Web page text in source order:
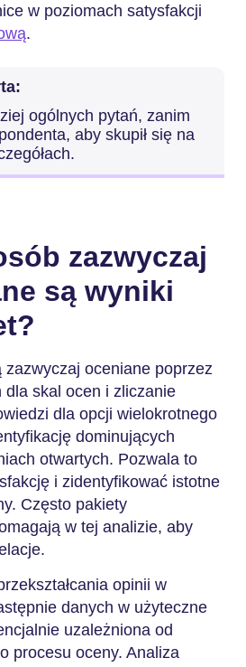
w poziomach satysfakcji
.
ogólnych pytań, zanim
aby skupił się na
zazwyczaj
są wyniki
zazwyczaj oceniane poprzez
dla skal ocen i zliczanie
dla opcji wielokrotnego
dominujących
otwartych. Pozwala to
i zidentyfikować istotne
Często pakiety
w tej analizie, aby
opinii w
danych w użyteczne
uzależniona od
procesu oceny. Analiza